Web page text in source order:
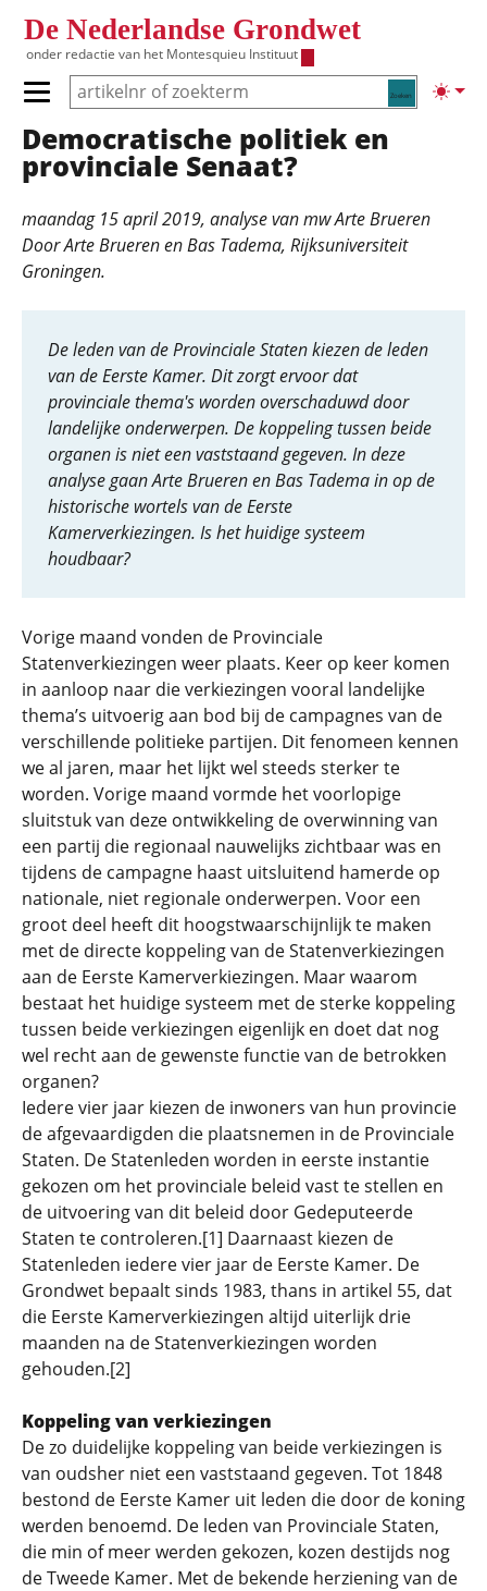
De Nederlandse Grondwet
onder redactie van het Montesquieu Instituut
Zoeken
Primair menu tonen/verbergen
Hoofdnavigatie
Democratische politiek en
provinciale Senaat?
maandag 15 april 2019, analyse vanmw Arte Brueren
Door Arte Brueren en Bas Tadema, Rijksuniversiteit
Groningen.
De leden van de Provinciale Staten kiezen de leden
van de Eerste Kamer. Dit zorgt ervoor dat
provinciale thema's worden overschaduwd door
landelijke onderwerpen. De koppeling tussen beide
organen is niet een vaststaand gegeven. In deze
analyse gaan Arte Brueren en Bas Tadema in op de
historische wortels van de Eerste
Kamerverkiezingen. Is het huidige systeem
houdbaar?
Vorige maand vonden de Provinciale
Statenverkiezingen weer plaats. Keer op keer komen
in aanloop naar die verkiezingen vooral landelijke
thema’s uitvoerig aan bod bij de campagnes van de
verschillende politieke partijen. Dit fenomeen kennen
we al jaren, maar het lijkt wel steeds sterker te
worden. Vorige maand vormde het voorlopige
sluitstuk van deze ontwikkeling de overwinning van
een partij die regionaal nauwelijks zichtbaar was en
tijdens de campagne haast uitsluitend hamerde op
nationale, niet regionale onderwerpen. Voor een
groot deel heeft dit hoogstwaarschijnlijk te maken
met de directe koppeling van de Statenverkiezingen
aan de Eerste Kamerverkiezingen. Maar waarom
bestaat het huidige systeem met de sterke koppeling
tussen beide verkiezingen eigenlijk en doet dat nog
wel recht aan de gewenste functie van de betrokken
organen?
Iedere vier jaar kiezen de inwoners van hun provincie
de afgevaardigden die plaatsnemen in de Provinciale
Staten. De Statenleden worden in eerste instantie
gekozen om het provinciale beleid vast te stellen en
de uitvoering van dit beleid door Gedeputeerde
Staten te controleren.[1] Daarnaast kiezen de
Statenleden iedere vier jaar de Eerste Kamer. De
Grondwet bepaalt sinds 1983, thans in artikel 55, dat
die Eerste Kamerverkiezingen altijd uiterlijk drie
maanden na de Statenverkiezingen worden
gehouden.[2]
Koppeling van verkiezingen
De zo duidelijke koppeling van beide verkiezingen is
van oudsher niet een vaststaand gegeven. Tot 1848
bestond de Eerste Kamer uit leden die door de koning
werden benoemd. De leden van Provinciale Staten,
die min of meer werden gekozen, kozen destijds nog
de Tweede Kamer. Met de bekende herziening van de